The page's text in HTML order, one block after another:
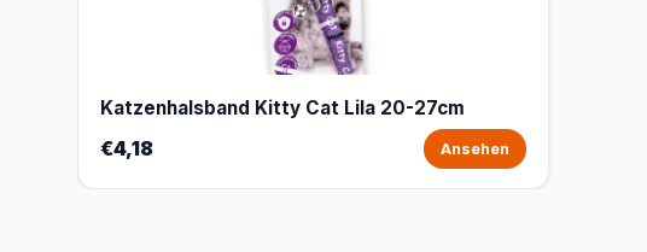
Katzenhalsband Kitty Cat Lila 20-27cm
€4,18 Ansehen